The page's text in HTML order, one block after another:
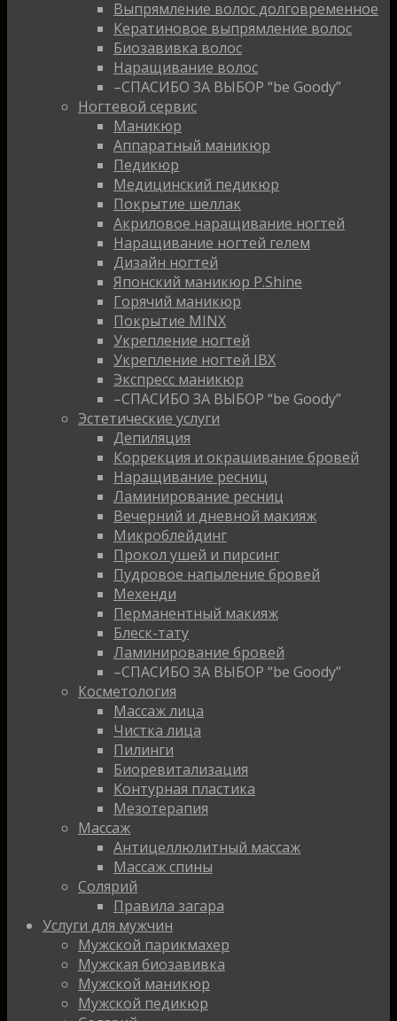
Выпрямление волос долговременное
Кератиновое выпрямление волос
Биозавивка волос
Наращивание волос
–СПАСИБО ЗА ВЫБОР “be Goody”
Ногтевой сервис
Маникюр
Аппаратный маникюр
Педикюр
Медицинский педикюр
Покрытие шеллак
Акриловое наращивание ногтей
Наращивание ногтей гелем
Дизайн ногтей
Японский маникюр P.Shine
Горячий маникюр
Покрытие MINX
Укрепление ногтей
Укрепление ногтей IBX
Экспресс маникюр
–СПАСИБО ЗА ВЫБОР “be Goody”
Эстетические услуги
Депиляция
Коррекция и окрашивание бровей
Наращивание ресниц
Ламинирование ресниц
Вечерний и дневной макияж
Микроблейдинг
Прокол ушей и пирсинг
Пудровое напыление бровей
Мехенди
Перманентный макияж
Блеск-тату
Ламинирование бровей
–СПАСИБО ЗА ВЫБОР “be Goody”
Косметология
Массаж лица
Чистка лица
Пилинги
Биоревитализация
Контурная пластика
Мезотерапия
Массаж
Антицеллюлитный массаж
Массаж спины
Солярий
Правила загара
Услуги для мужчин
Мужской парикмахер
Мужская биозавивка
Мужской маникюр
Мужской педикюр